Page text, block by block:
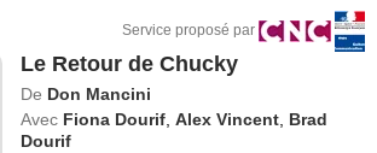
Service proposé par
Le Retour de Chucky
De Don Mancini
Avec Fiona Dourif ,Alex Vincent Brad
Dourif